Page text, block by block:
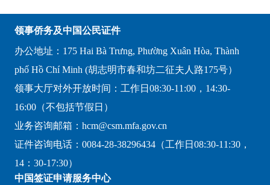
领事侨务及中国公民证件
办公地址：175 Hai Bà Trưng, Phường Xuân Hòa, Thành
phố Hồ Chí Minh (胡志明市春和坊二征夫人路175号）
领事大厅对外开放时间：工作日08:30-11:00，14:30-
16:00（不包括节假日）
业务咨询邮箱：hcm@csm.mfa.gov.cn
证件咨询电话：0084-28-38296434（工作日08:30-11:30，
14：30-17:30）
中国签证申请服务中心